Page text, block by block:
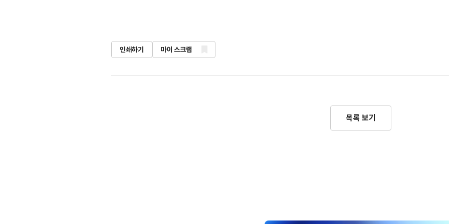
인쇄하기 마이 스크랩
목록 보기